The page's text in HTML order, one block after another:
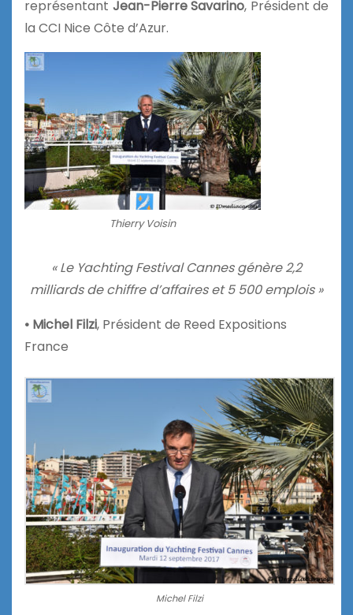
représentant Jean-Pierre Savarino, Président de
la CCI Nice Côte d’Azur.
Thierry Voisin
« Le Yachting Festival Cannes génère 2,2
milliards de chiffre d’affaires et 5 500 emplois »
• Michel Filzi, Président de Reed Expositions
France
Michel Filzi